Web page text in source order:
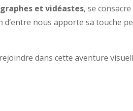
et vidéastes, se
nous apporte sa touche
dans cette aventure